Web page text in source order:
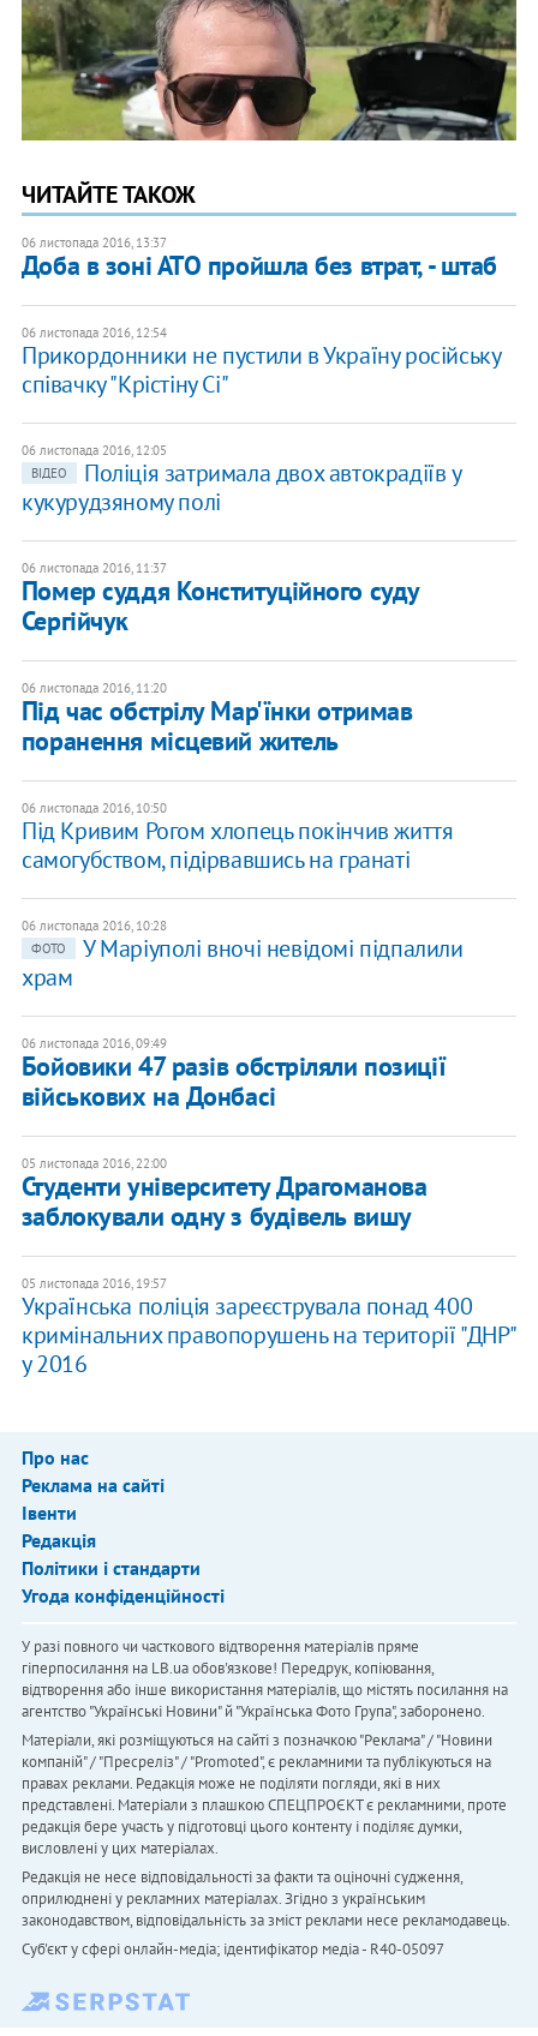
ЧИТАЙТЕ ТАКОЖ
06 листопада 2016, 13:37
Доба в зоні АТО пройшла без втрат, - штаб
06 листопада 2016, 12:54
Прикордонники не пустили в Україну російську
співачку "Крістіну Сі"
06 листопада 2016, 12:05
ВІДЕО
Поліція затримала двох автокрадіїв у
кукурудзяному полі
06 листопада 2016, 11:37
Помер суддя Конституційного суду
Сергійчук
06 листопада 2016, 11:20
Під час обстрілу Мар'їнки отримав
поранення місцевий житель
06 листопада 2016, 10:50
Під Кривим Рогом хлопець покінчив життя
самогубством, підірвавшись на гранаті
06 листопада 2016, 10:28
ФОТО
У Маріуполі вночі невідомі підпалили
храм
06 листопада 2016, 09:49
Бойовики 47 разів обстріляли позиції
військових на Донбасі
05 листопада 2016, 22:00
Студенти університету Драгоманова
заблокували одну з будівель вишу
05 листопада 2016, 19:57
​Українська поліція зареєструвала понад 400
кримінальних правопорушень на території "ДНР"
у 2016
Про нас
Реклама на сайті
Івенти
Редакція
Політики і стандарти
Угода конфіденційності
У разі повного чи часткового відтворення матеріалів пряме
гіперпосилання на LB.ua обов'язкове! Передрук, копіювання,
відтворення або інше використання матеріалів, що містять посилання на
агентство "Українськi Новини" й "Українська Фото Група", заборонено.
Матеріали, які розміщуються на сайті з позначкою "Реклама" / "Новини
компаній" / "Пресреліз" / "Promoted", є рекламними та публікуються на
правах реклами. Редакція може не поділяти погляди, які в них
представлені. Матеріали з плашкою СПЕЦПРОЄКТ є рекламними, проте
редакція бере участь у підготовці цього контенту і поділяє думки,
висловлені у цих матеріалах.
Редакція не несе відповідальності за факти та оціночні судження,
оприлюднені у рекламних матеріалах. Згідно з українським
законодавством, відповідальність за зміст реклами несе рекламодавець.
Cуб'єкт у сфері онлайн-медіа; ідентифікатор медіа - R40-05097